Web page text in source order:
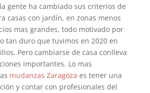
gente ha cambiado sus criterios de
casas con jardín, en zonas menos
mas grandes, todo motivado por
tan duro que tuvimos en 2020 en
Pero cambiarse de casa conlleva
importantes. Lo mas
mudanzas Zaragoza es tener una
y contar con profesionales del